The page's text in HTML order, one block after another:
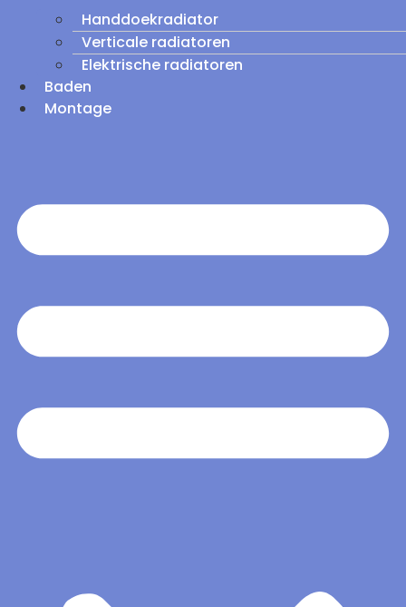
Handdoekradiator
Verticale radiatoren
Elektrische radiatoren
Baden
Montage